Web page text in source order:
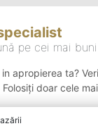
pe cei mai
apropierea ta?
doar cele